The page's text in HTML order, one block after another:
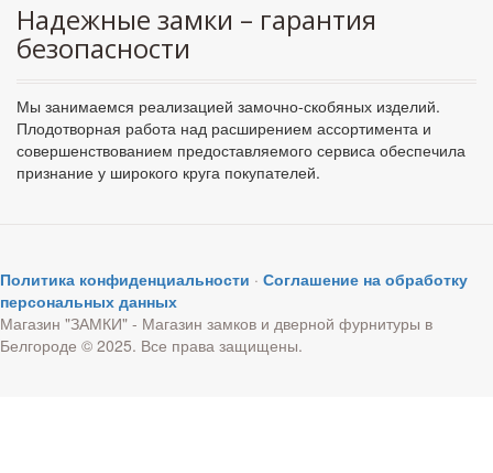
Надежные замки – гарантия
безопасности
Мы занимаемся реализацией замочно-скобяных изделий.
Плодотворная работа над расширением ассортимента и
совершенствованием предоставляемого сервиса обеспечила
признание у широкого круга покупателей.
Политика конфиденциальности · Соглашение на обработку
персональных данных
Магазин "ЗАМКИ" - Магазин замков и дверной фурнитуры в
Белгороде © 2025. Все права защищены.